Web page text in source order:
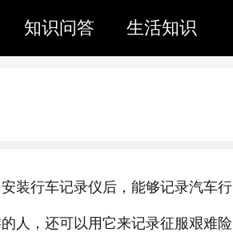
知识问答 生活知识
装行车记录仪后，能够记录汽车行
人，还可以用它来记录征服艰难险